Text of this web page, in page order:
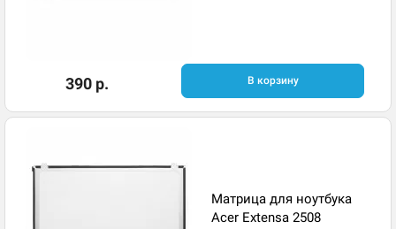
390 р. В корзину
Матрица для ноутбука
Acer Extensa 2508